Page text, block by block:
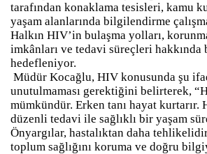
tarafından konaklama tesisleri, kamu
yaşam alanlarında bilgilendirme
Halkın HIV’in bulaşma yolları,
imkânları ve tedavi süreçleri
hedefleniyor.
Müdür Kocağlu, HIV konusunda şu
unutulmaması gerektiğini belirterek,
mümkündür. Erken tanı hayat
düzenli tedavi ile sağlıklı bir yaşam
Önyargılar, hastalıktan daha
toplum sağlığını koruma ve doğru